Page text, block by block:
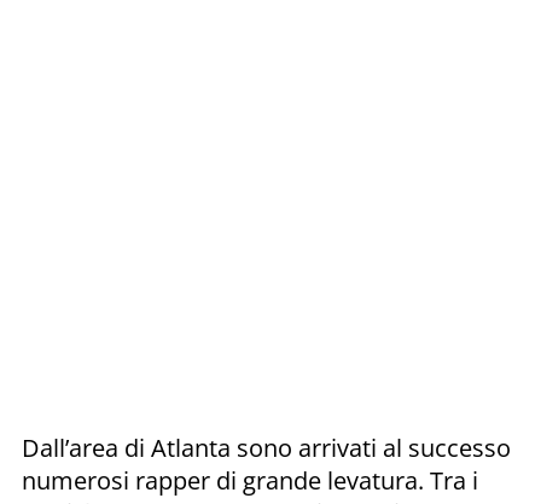
Dall’area di Atlanta sono arrivati al successo
numerosi rapper di grande levatura. Tra i